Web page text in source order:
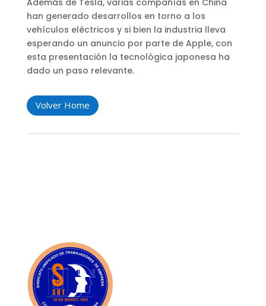
han generado desarrollos en torno a los
vehículos eléctricos y si bien la industria lleva
esperando un anuncio por parte de Apple, con
esta presentación la tecnológica japonesa ha
dado un paso relevante.
Volver Home